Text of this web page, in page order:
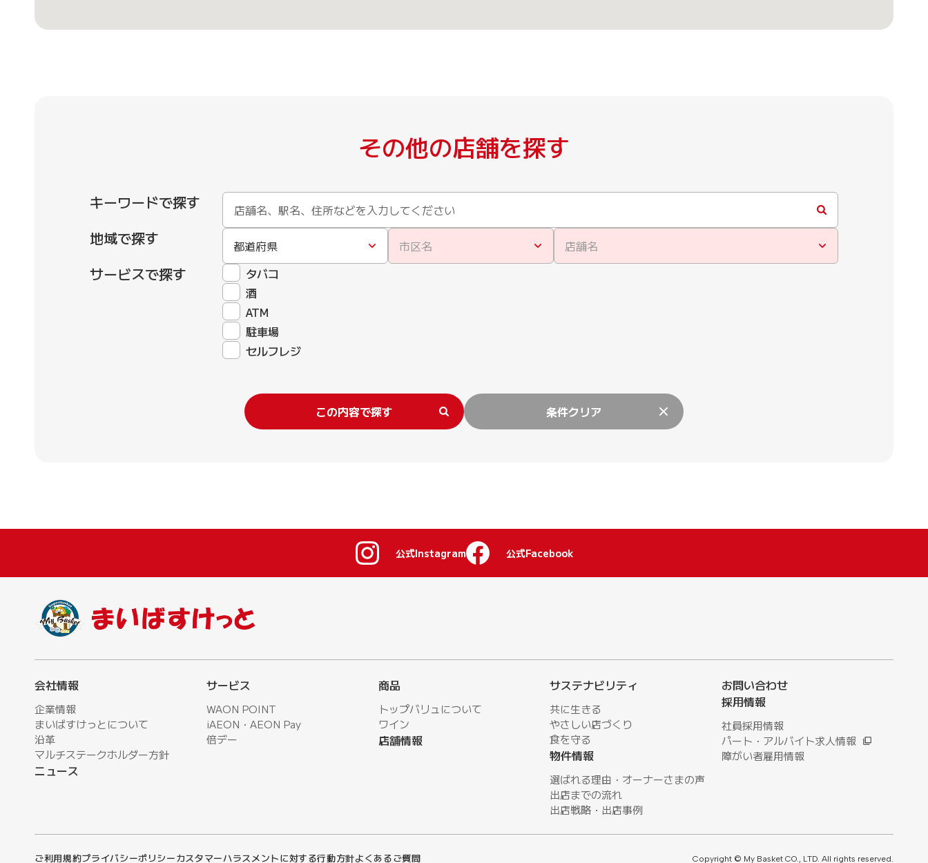
その他の店舗を探す
キーワードで探す
地域で探す
都道府県 市区名 店舗名
サービスで探す
タバコ
酒
ATM
駐車場
セルフレジ
この内容で探す 条件クリア
公式Instagram 公式Facebook
会社情報
企業情報
まいばすけっとについて
沿革
マルチステークホルダー方針
ニュース
サービス
WAON POINT
iAEON・AEON Pay
倍デー
商品
トップバリュについて
ワイン
店舗情報
サステナビリティ
共に生きる
やさしい店づくり
⾷を守る
物件情報
選ばれる理由・オーナーさまの声
出店までの流れ
出店戦略・出店事例
お問い合わせ
採用情報
社員採用情報
パート・アルバイト求人情報
障がい者雇用情報
ご利用規約プライバシーポリシーカスタマーハラスメントに対する行動方針よくあるご質問 Copyright © My Basket CO., LTD. All rights reserved.